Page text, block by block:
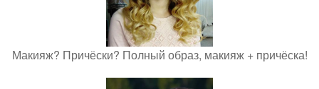
Макияж? Причёски? Полный образ, макияж + причёска!